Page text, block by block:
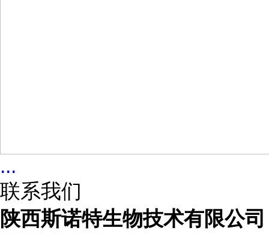
...
联系我们
陕西斯诺特生物技术有限公司